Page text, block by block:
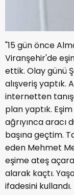
"15 gün önce
Viranşehir'de
ettik. Olay günü
alışveriş yaptık.
internetten
plan yaptık.
ağrıyınca aracı
başına geçtim.
eden Mehmet
eşime ateş
alarak kaçtı.
ifadesini kullandı.